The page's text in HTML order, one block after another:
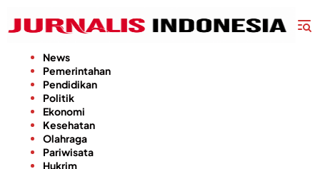
konten
News
Pemerintahan
Pendidikan
Politik
Ekonomi
Kesehatan
Olahraga
Pariwisata
Hukrim